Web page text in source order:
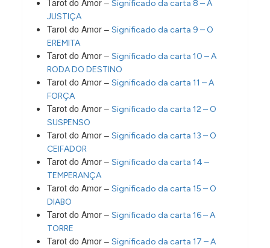
Significado da carta 8 – A
JUSTIÇA
Tarot do Amor –Significado da carta 9 – O
EREMITA
Tarot do Amor –Significado da carta 10 – A
RODA DO DESTINO
Tarot do Amor –Significado da carta 11 – A
FORÇA
Tarot do Amor –Significado da carta 12 – O
SUSPENSO
Tarot do Amor –Significado da carta 13 – O
CEIFADOR
Tarot do Amor –Significado da carta 14 –
TEMPERANÇA
Tarot do Amor –Significado da carta 15 – O
DIABO
Tarot do Amor –Significado da carta 16 – A
TORRE
Tarot do Amor –Significado da carta 17 – A